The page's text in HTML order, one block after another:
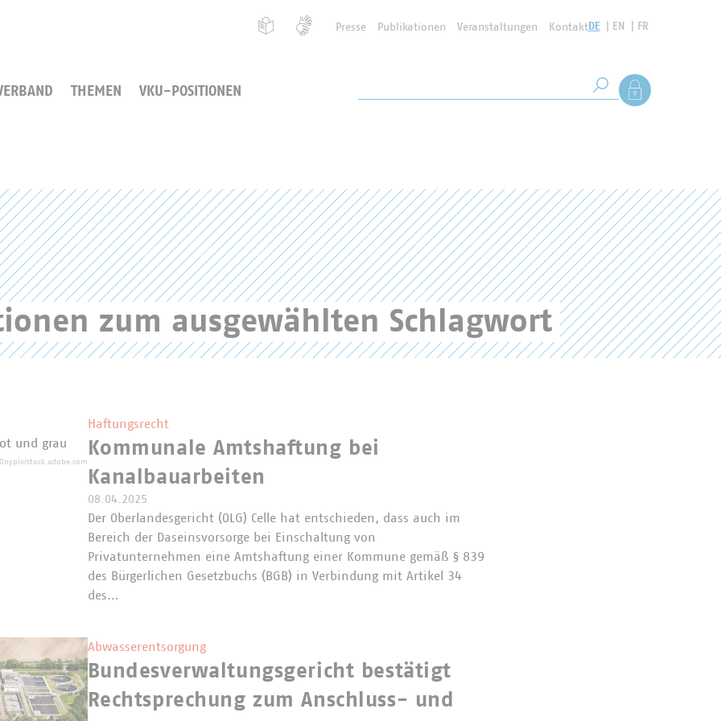
Presse Publikationen Veranstaltungen KontaktDE EN FR
THEMEN VKU-POSITIONEN Suche starten
Als Mitglied
zum ausgewählten Schlagwort
stock.adobe.com
Haftungsrecht
Kommunale Amtshaftung bei
Kanalbauarbeiten
08.04.2025
Der Oberlandesgericht (OLG) Celle hat entschieden, dass auch im
Bereich der Daseinsvorsorge bei Einschaltung von
Privatunternehmen eine Amtshaftung einer Kommune gemäß § 839
des Bürgerlichen Gesetzbuchs (BGB) in Verbindung mit Artikel 34
des…
Abwasserentsorgung
Bundesverwaltungsgericht bestätigt
Rechtsprechung zum Anschluss- und